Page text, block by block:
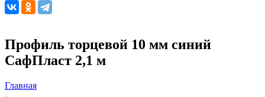
Профиль торцевой 10 мм синий
СафПласт 2,1 м
Главная